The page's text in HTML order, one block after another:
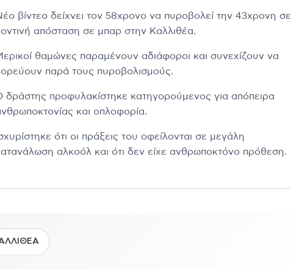
βίντεο δείχνει τον 58χρονο να πυροβολεί την 43χρονη σε
απόσταση σε μπαρ στην Καλλιθέα.
θαμώνες παραμένουν αδιάφοροι και συνεχίζουν να
παρά τους πυροβολισμούς.
δράστης προφυλακίστηκε κατηγορούμενος για απόπειρα
και οπλοφορία.
ότι οι πράξεις του οφείλονται σε μεγάλη
αλκοόλ και ότι δεν είχε ανθρωποκτόνο πρόθεση.